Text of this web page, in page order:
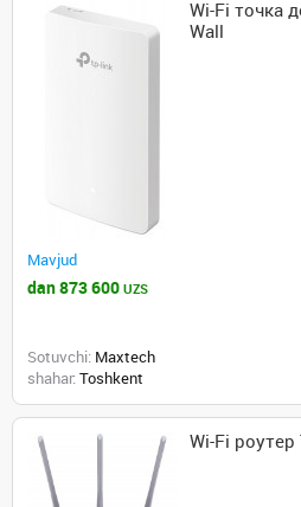
Wi-Fi точка
Wall
Mavjud
dan 873 600 UZS
Sotuvchi: Maxtech
shahar: Toshkent
Wi-Fi роутер